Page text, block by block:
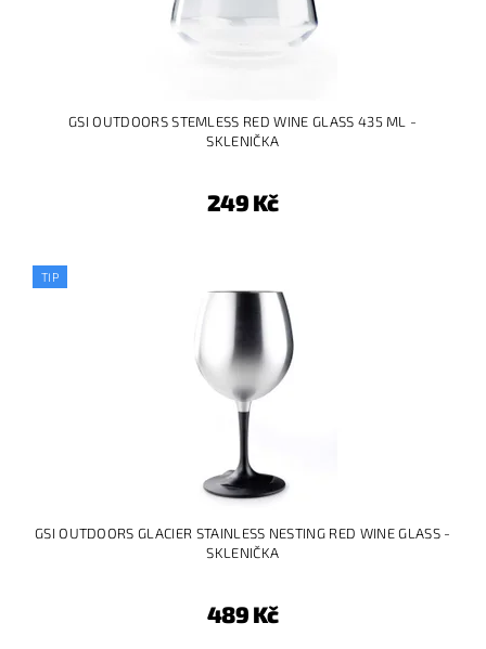
GSI OUTDOORS STEMLESS RED WINE GLASS 435 ML -
SKLENIČKA
249 Kč
TIP
GSI OUTDOORS GLACIER STAINLESS NESTING RED WINE GLASS -
SKLENIČKA
489 Kč